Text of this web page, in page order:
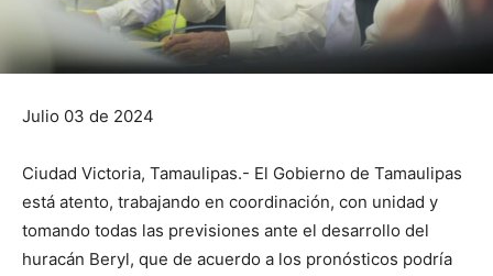
Julio 03 de 2024
Ciudad Victoria, Tamaulipas.- El Gobierno de Tamaulipas
está atento, trabajando en coordinación, con unidad y
tomando todas las previsiones ante el desarrollo del
huracán Beryl, que de acuerdo a los pronósticos podría